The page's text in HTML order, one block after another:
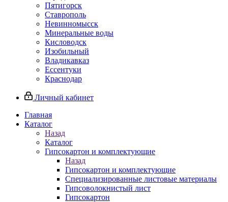
Пятигорск
Ставрополь
Невинномысск
Минеральные воды
Кисловодск
Изобильный
Владикавказ
Ессентуки
Краснодар
Личный кабинет
Главная
Каталог
Назад
Каталог
Гипсокартон и комплектующие
Назад
Гипсокартон и комплектующие
Специализированные листовые материалы
Гипсоволокнистый лист
Гипсокартон